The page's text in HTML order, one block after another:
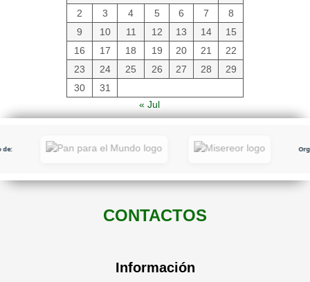
2
3 4 5 6 7
8
9
10 11 12 13 14
15
16
17 18 19 20 21
22
23
24 25 26 27 28
29
30
31
« Jul
CONTACTOS
Información